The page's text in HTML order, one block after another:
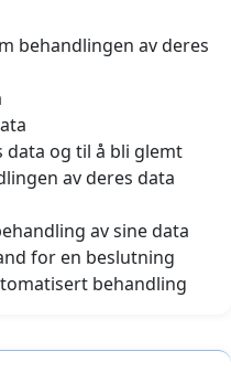
behandlingen av deres
data og til å bli glemt
av deres data
av sine data
for en beslutning
behandling